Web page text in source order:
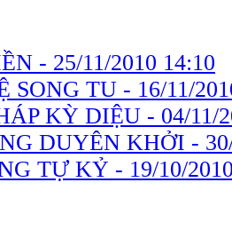
- 25/11/2010 14:10
SONG TU - 16/11/
KỲ DIỆU - 04/11/
DUYÊN KHỞI -
TỰ KỶ - 19/10/